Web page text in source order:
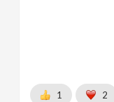
1 2